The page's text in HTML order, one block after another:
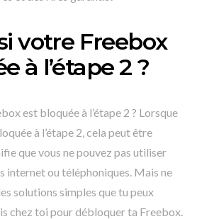
votre Freebox
à l’étape 2 ?
est bloquée à l’étape 2 ? Lorsque
à l’étape 2, cela peut être
que vous ne pouvez pas utiliser
internet ou téléphoniques. Mais ne
solutions simples que tu peux
chez toi pour débloquer ta Freebox.